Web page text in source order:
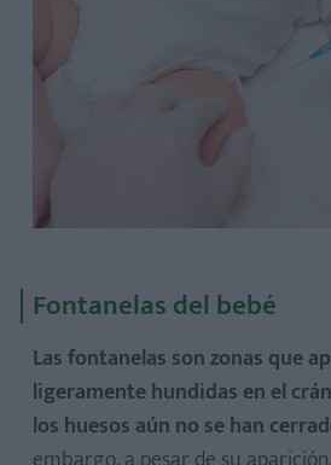
Fontanelas del bebé
Las fontanelas son zonas que
ligeramente hundidas en el
los huesos aún no se han